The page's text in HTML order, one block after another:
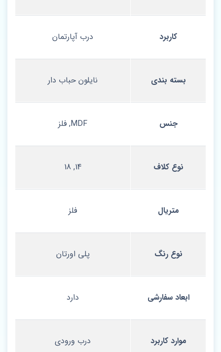
کاربرد درب آپارتمان
بسته بندی نایلون حباب دار
جنس MDF, فلز
نوع کلاف 14, 18
متریال فلز
نوع رنگ پلی اورتان
ابعاد سفارشی دارد
موارد کاربرد درب ورودی